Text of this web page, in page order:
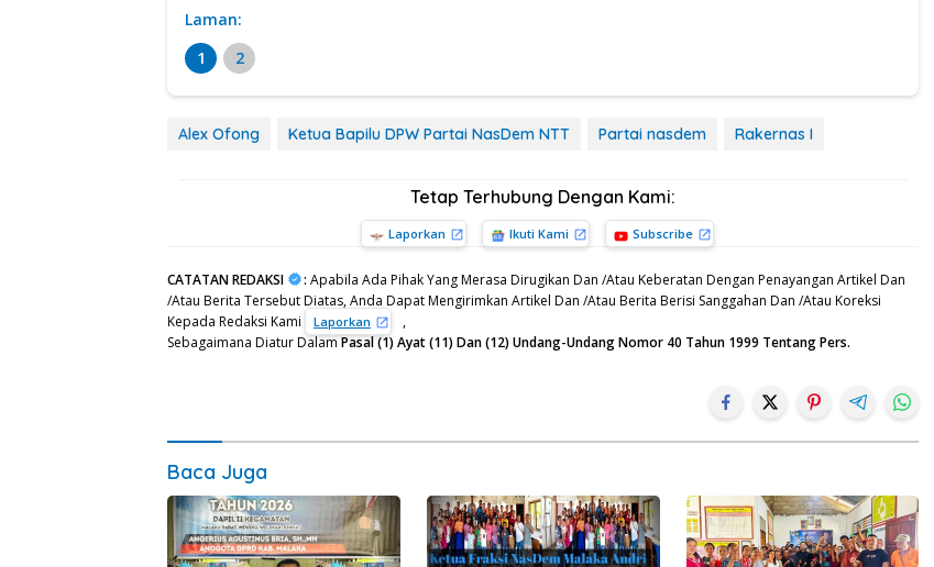
Laman:
1
2
Alex Ofong Ketua Bapilu DPW Partai NasDem NTT Partai nasdem Rakernas I
Tetap Terhubung Dengan Kami:
Laporkan Ikuti Kami Subscribe
CATATAN REDAKSI : Apabila Ada Pihak Yang Merasa Dirugikan Dan /Atau Keberatan Dengan Penayangan Artikel Dan
/Atau Berita Tersebut Diatas, Anda Dapat Mengirimkan Artikel Dan /Atau Berita Berisi Sanggahan Dan /Atau Koreksi
Kepada Redaksi Kami
Laporkan
,
Sebagaimana Diatur Dalam Pasal (1) Ayat (11) Dan (12) Undang-Undang Nomor 40 Tahun 1999 Tentang Pers.
Baca Juga